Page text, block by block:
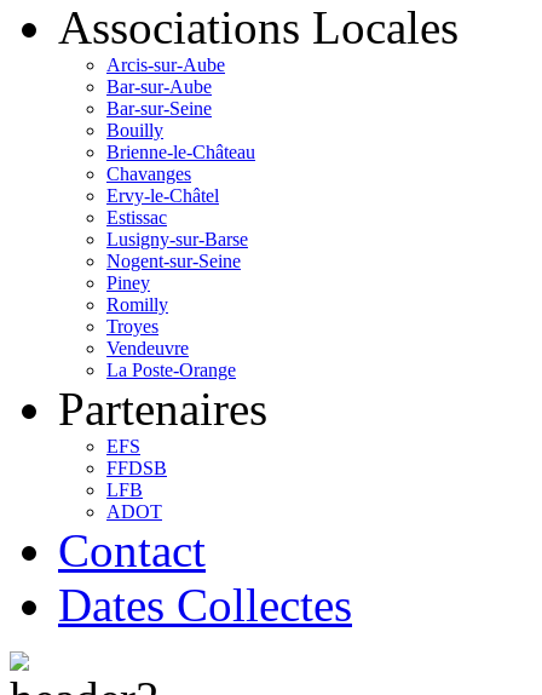
Associations Locales
Arcis-sur-Aube
Bar-sur-Aube
Bar-sur-Seine
Bouilly
Brienne-le-Château
Chavanges
Ervy-le-Châtel
Estissac
Lusigny-sur-Barse
Nogent-sur-Seine
Piney
Romilly
Troyes
Vendeuvre
La Poste-Orange
Partenaires
EFS
FFDSB
LFB
ADOT
Contact
Dates Collectes